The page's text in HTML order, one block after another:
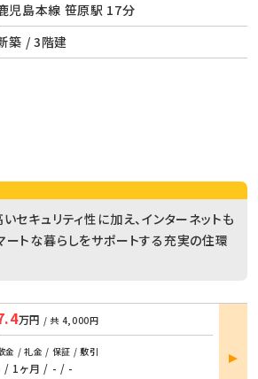
児島本線 笹原駅 17分
築 / 3階建
セキュリティ性に加え、インターネットも
トな暮らしをサポートする充実の住環
万円 / 共 4,000円
金 / 礼金 / 保証 / 敷引
/ 1ヶ月 / - / -
部屋
詳細